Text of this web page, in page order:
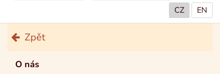
CZ
EN
Zpět
O nás